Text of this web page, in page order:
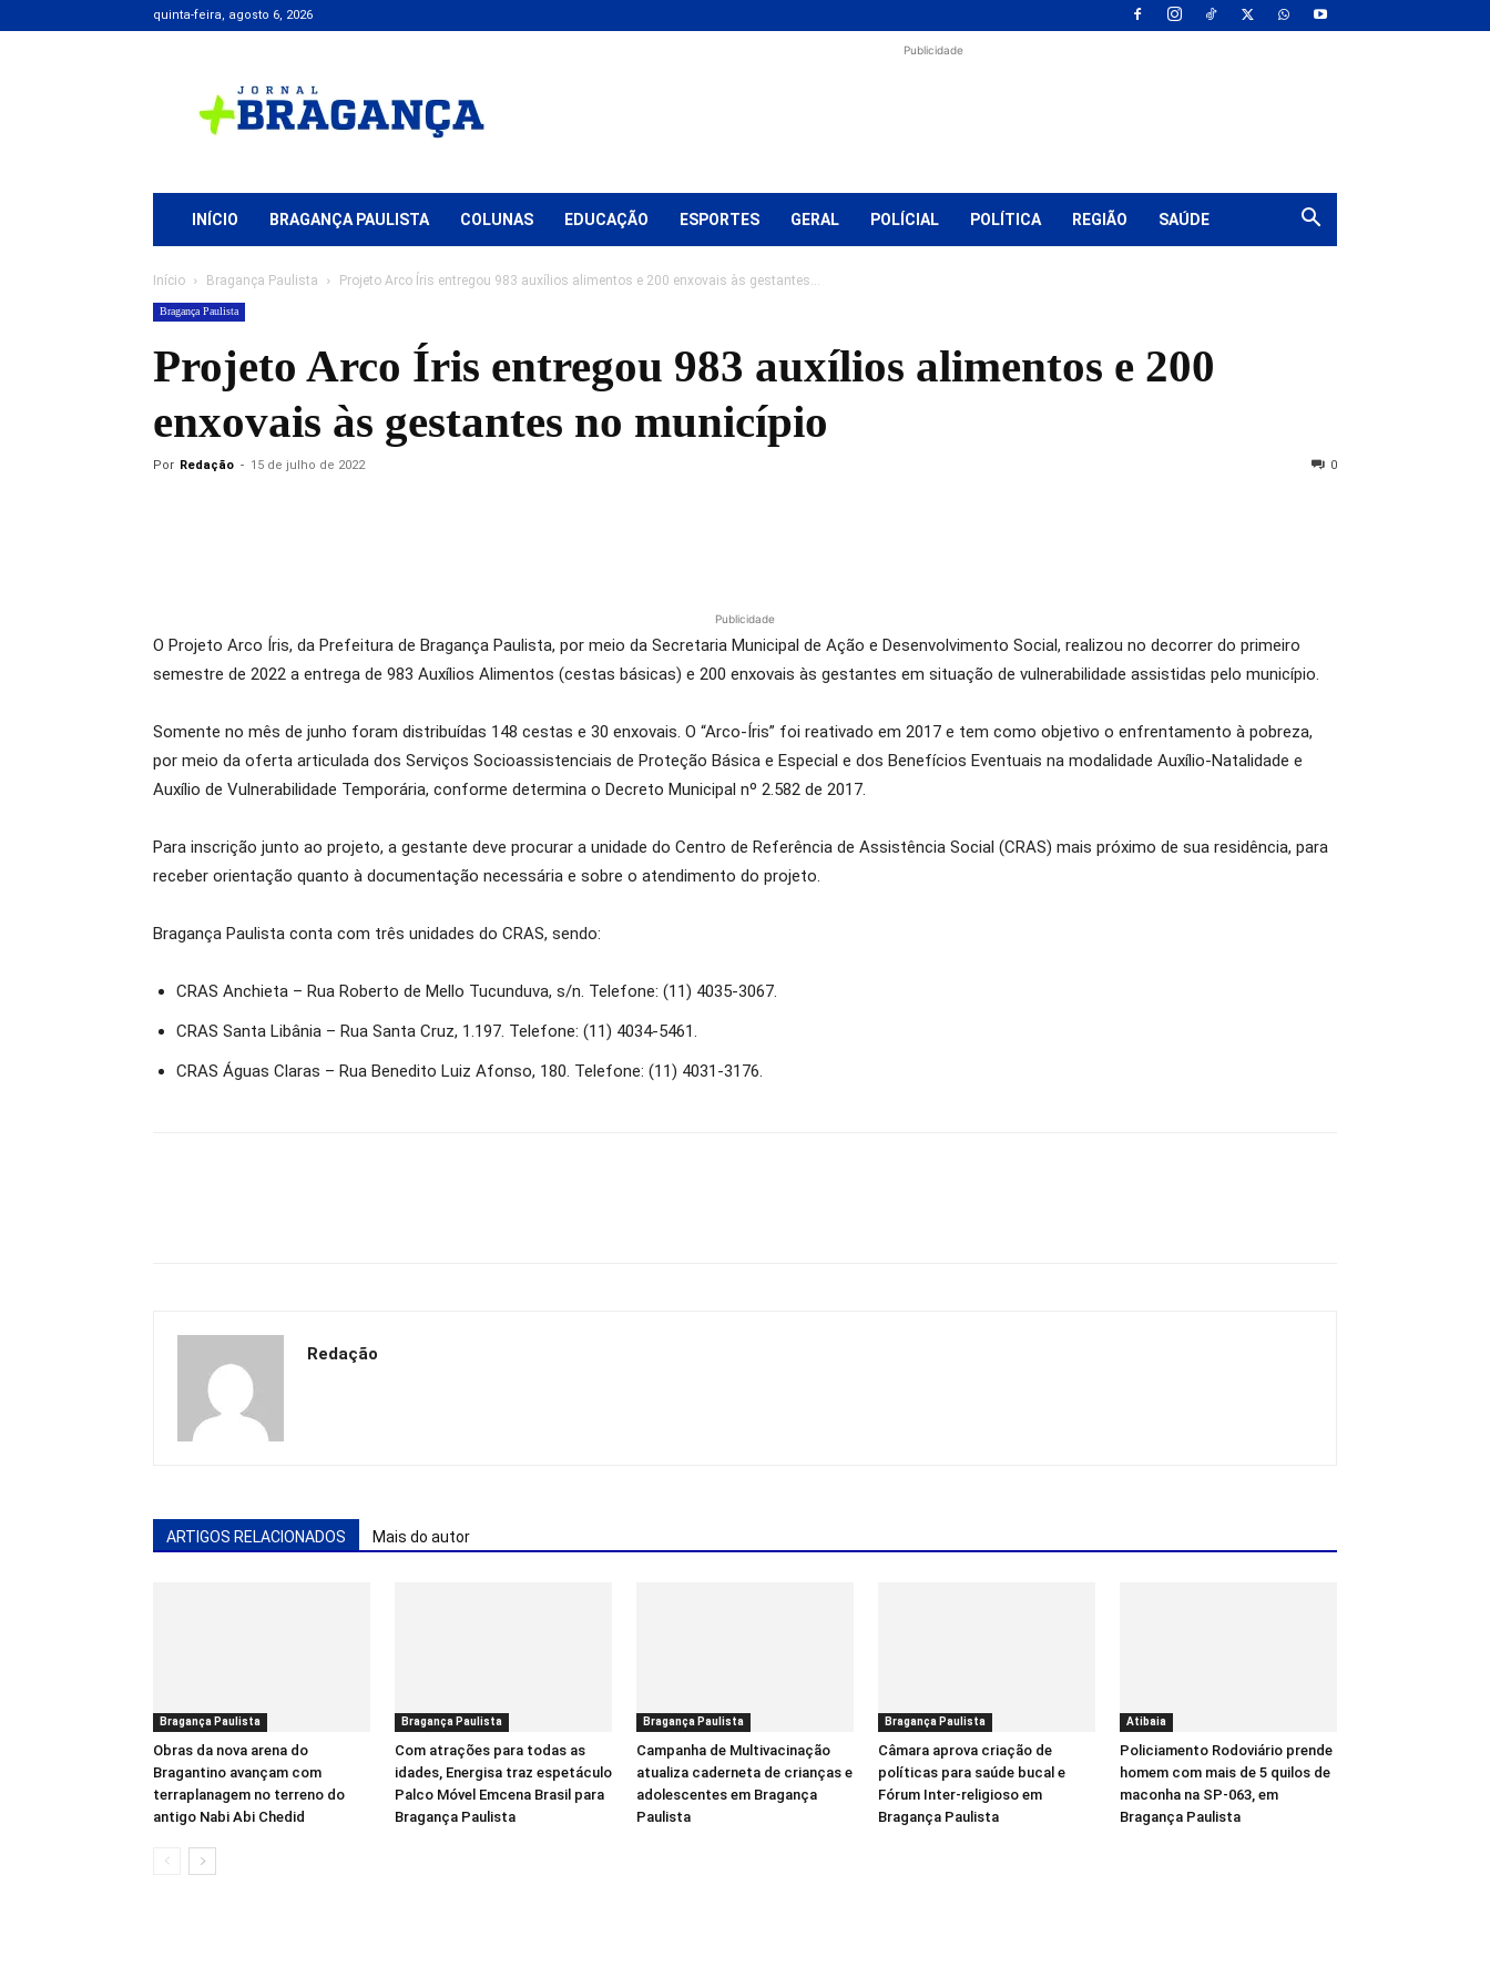
quinta-feira, agosto 6, 2026
+
Bragança
Publicidade
INÍCIO BRAGANÇA PAULISTA COLUNAS EDUCAÇÃO ESPORTES GERAL POLÍCIAL POLÍTICA REGIÃO SAÚDE
Início Bragança Paulista Projeto Arco Íris entregou 983 auxílios alimentos e 200 enxovais às gestantes...
Bragança Paulista
Projeto Arco Íris entregou 983 auxílios alimentos e 200
enxovais às gestantes no município
Por Redação - 15 de julho de 2022 0
Publicidade
O Projeto Arco Íris, da Prefeitura de Bragança Paulista, por meio da Secretaria Municipal de Ação e Desenvolvimento Social, realizou no decorrer do primeiro
semestre de 2022 a entrega de 983 Auxílios Alimentos (cestas básicas) e 200 enxovais às gestantes em situação de vulnerabilidade assistidas pelo município.
Somente no mês de junho foram distribuídas 148 cestas e 30 enxovais. O “Arco-Íris” foi reativado em 2017 e tem como objetivo o enfrentamento à pobreza,
por meio da oferta articulada dos Serviços Socioassistenciais de Proteção Básica e Especial e dos Benefícios Eventuais na modalidade Auxílio-Natalidade e
Auxílio de Vulnerabilidade Temporária, conforme determina o Decreto Municipal nº 2.582 de 2017.
Para inscrição junto ao projeto, a gestante deve procurar a unidade do Centro de Referência de Assistência Social (CRAS) mais próximo de sua residência, para
receber orientação quanto à documentação necessária e sobre o atendimento do projeto.
Bragança Paulista conta com três unidades do CRAS, sendo:
CRAS Anchieta – Rua Roberto de Mello Tucunduva, s/n. Telefone: (11) 4035-3067.
CRAS Santa Libânia – Rua Santa Cruz, 1.197. Telefone: (11) 4034-5461.
CRAS Águas Claras – Rua Benedito Luiz Afonso, 180. Telefone: (11) 4031-3176.
Redação
ARTIGOS RELACIONADOS Mais do autor
Bragança Paulista
Obras da nova arena do
Bragantino avançam com
terraplanagem no terreno do
antigo Nabi Abi Chedid
Bragança Paulista
Com atrações para todas as
idades, Energisa traz espetáculo
Palco Móvel Emcena Brasil para
Bragança Paulista
Bragança Paulista
Campanha de Multivacinação
atualiza caderneta de crianças e
adolescentes em Bragança
Paulista
Bragança Paulista
Câmara aprova criação de
políticas para saúde bucal e
Fórum Inter-religioso em
Bragança Paulista
Atibaia
Policiamento Rodoviário prende
homem com mais de 5 quilos de
maconha na SP-063, em
Bragança Paulista